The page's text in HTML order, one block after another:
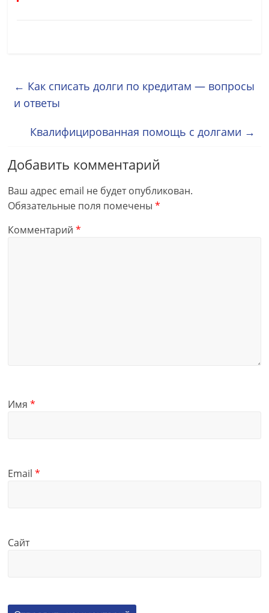
← Как списать долги по кредитам — вопросы
и ответы
Квалифицированная помощь с долгами →
Добавить комментарий
Ваш адрес email не будет опубликован.
Обязательные поля помечены*
Комментарий*
Имя*
Email*
Сайт